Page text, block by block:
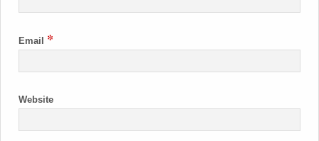
Email *
Website